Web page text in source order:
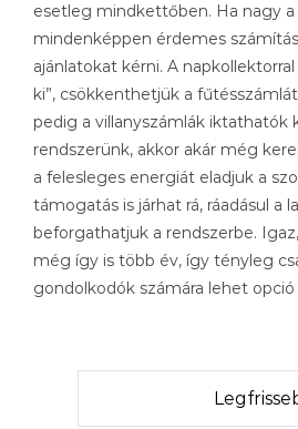
esetleg mindkettőben. Ha nagy a
mindenképpen érdemes
ajánlatokat kérni. A
ki”, csökkenthetjük a
pedig a villanyszámlák iktathatók
rendszerünk, akkor akár még
a felesleges energiát eladjuk a
támogatás is járhat rá, ráadásul a
beforgathatjuk a rendszerbe.
még így is több év, így tényleg
gondolkodók számára lehet opció